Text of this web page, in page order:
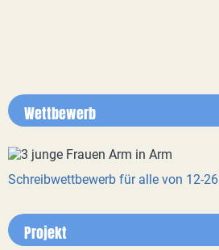
Wettbewerb
Schreibwettbewerb für alle von 12-26
Projekt